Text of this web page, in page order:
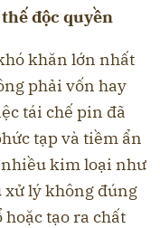
độc quyền
khăn lớn nhất
phải vốn hay
tái chế pin đã
tạp và tiềm ẩn
kim loại như
lý không đúng
hoặc tạo ra chất